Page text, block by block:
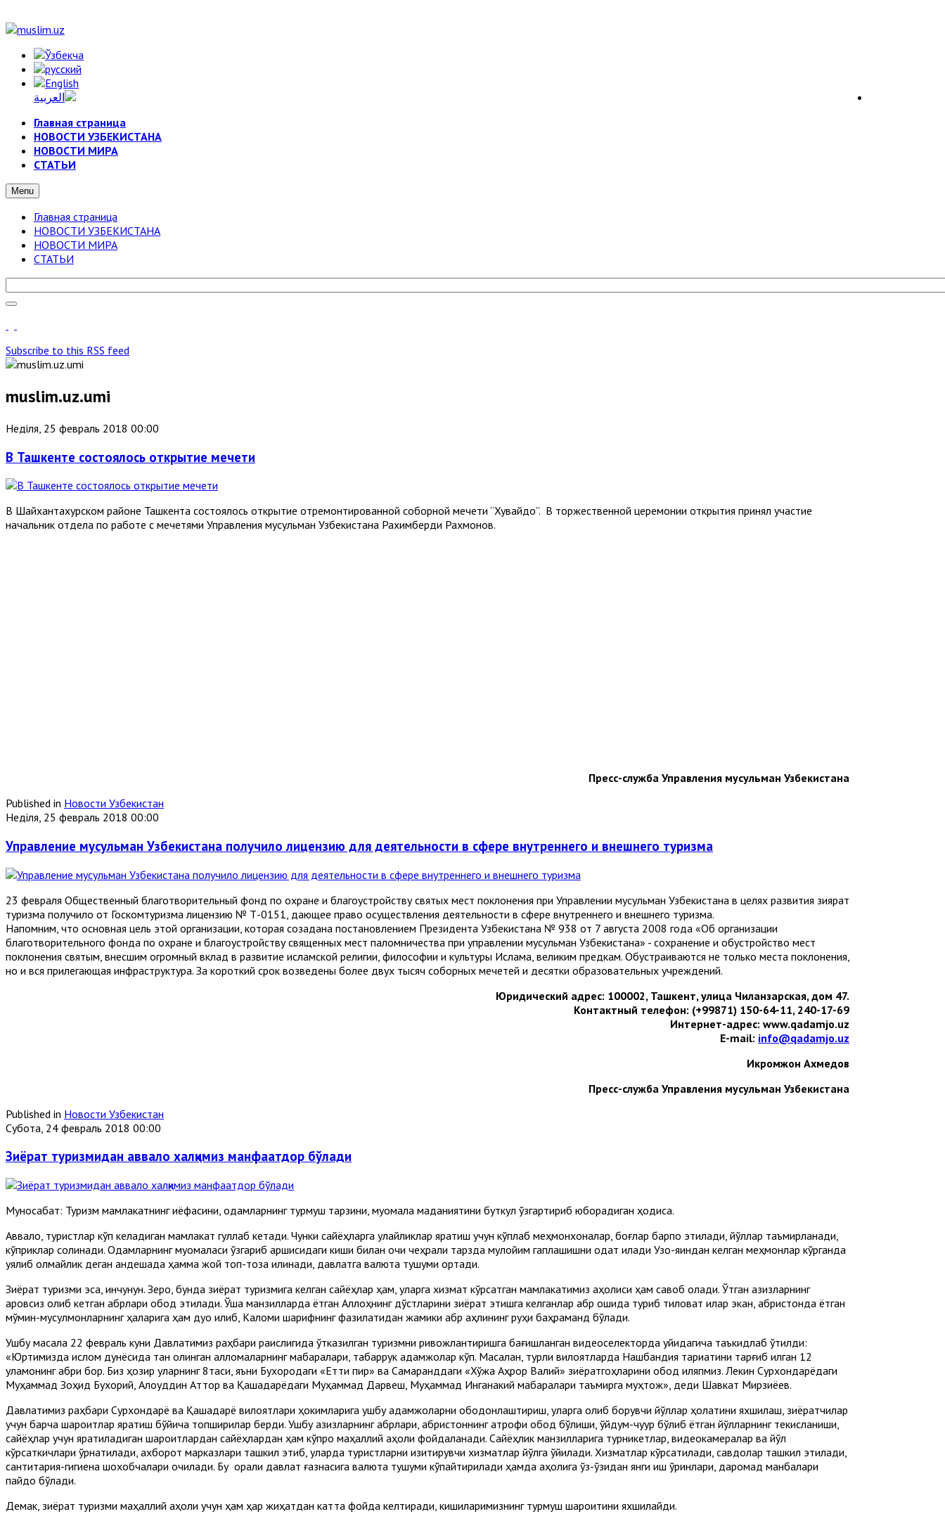
Главная страница
НОВОСТИ УЗБЕКИСТАНА
НОВОСТИ МИРА
СТАТЬИ
Menu
Главная страница
НОВОСТИ УЗБЕКИСТАНА
НОВОСТИ МИРА
СТАТЬИ
Subscribe to this RSS feed
muslim.uz.umi
Неділя, 25 февраль 2018 00:00
В Ташкенте состоялось открытие мечети
В Шайхантахурском районе Ташкента состоялось открытие отремонтированной соборной мечети “Хувайдо”. В торжественной церемонии открытия принял участие
начальник отдела по работе с мечетями Управления мусульман Узбекистана Рахимберди Рахмонов.
Пресс-служба Управления мусульман Узбекистана
Published in Новости Узбекистан
Неділя, 25 февраль 2018 00:00
Управление мусульман Узбекистана получило лицензию для деятельности в сфере внутреннего и внешнего туризма
23 февраля Общественный благотворительный фонд по охране и благоустройству святых мест поклонения при Управлении мусульман Узбекистана в целях развития зиярат
туризма получило от Госкомтуризма лицензию № Т-0151, дающее право осуществления деятельности в сфере внутреннего и внешнего туризма.
Напомним, что основная цель этой организации, которая созадана постановлением Президента Узбекистана № 938 от 7 августа 2008 года «Об организации
благотворительного фонда по охране и благоустройству священных мест паломничества при управлении мусульман Узбекистана» - сохранение и обустройство мест
поклонения святым, внесшим огромный вклад в развитие исламской религии, философии и культуры Ислама, великим предкам. Обустраиваются не только места поклонения,
но и вся прилегающая инфраструктура. За короткий срок возведены более двух тысяч соборных мечетей и десятки образовательных учреждений.
Юридический адрес: 100002, Ташкент, улица Чиланзарская, дом 47.
Контактный телефон: (+99871) 150-64-11, 240-17-69
Интернет-адрес: www.qadamjo.uz
Е-mail: info@qadamjo.uz
Икромжон Ахмедов
Пресс-служба Управления мусульман Узбекистана
Published in Новости Узбекистан
Субота, 24 февраль 2018 00:00
Зиёрат туризмидан аввало халқимиз манфаатдор бўлади
Муносабат: Туризм мамлакатнинг қиёфасини, одамларнинг турмуш тарзини, муомала маданиятини буткул ўзгартириб юборадиган ҳодиса.
Аввало, туристлар кўп келадиган мамлакат гуллаб кетади. Чунки сайёҳларга қулайликлар яратиш учун кўплаб меҳмонхоналар, боғлар барпо этилади, йўллар таъмирланади,
кўприклар солинади. Одамларнинг муомаласи ўзгариб қаршисидаги киши билан очиқ чеҳрали тарзда мулойим гаплашишни одат қилади Узоқ-яқиндан келган меҳмонлар кўрганда
уялиб қолмайлик деган андешада ҳамма жой топ-тоза қилинади, давлатга валюта тушуми ортади.
Зиёрат туризми эса, инчунун. Зеро, бунда зиёрат туризмига келган сайёҳлар ҳам, уларга хизмат кўрсатган мамлакатимиз аҳолиси ҳам савоб олади. Ўтган азизларнинг
қаровсиз қолиб кетган қабрлари обод этилади. Ўша манзилларда ётган Аллоҳнинг дўстларини зиёрат этишга келганлар қабр қошида туриб тиловат қилар экан, қабристонда ётган
мўмин-мусулмонларнинг ҳақларига ҳам дуо қилиб, Каломи шарифнинг фазилатидан жамики қабр аҳлининг руҳи баҳраманд бўлади.
Ушбу масала 22 февраль куни Давлатимиз раҳбари раислигида ўтказилган туризмни ривожлантиришга бағишланган видеоселекторда қуйидагича таъкидлаб ўтилди:
«Юртимизда ислом дунёсида тан олинган алломаларнинг мақбаралари, табаррук қадамжолар кўп. Масалан, турли вилоятларда Нақшбандия тариқатини тарғиб қилган 12
уламонинг қабри бор. Биз ҳозир уларнинг 8таси, яъни Бухородаги «Етти пир» ва Самарқанддаги «Хўжа Аҳрор Валий» зиёратгоҳларини обод қиляпмиз. Лекин Сурхондарёдаги
Муҳаммад Зоҳид Бухорий, Алоуддин Аттор ва Қашқадарёдаги Муҳаммад Дарвеш, Муҳаммад Инганакий мақбаралари таъмирга муҳтож», деди Шавкат Мирзиёев.
Давлатимиз раҳбари Сурхондарё ва Қашқадарё вилоятлари ҳокимларига ушбу қадамжоларни ободонлаштириш, уларга олиб борувчи йўллар ҳолатини яхшилаш, зиёратчилар
учун барча шароитлар яратиш бўйича топшириқлар берди. Ушбу азизларнинг қабрлари, қабристоннинг атрофи обод бўлиши, ўйдум-чуқур бўлиб ётган йўлларнинг текисланиши,
сайёҳлар учун яратиладиган шароитлардан сайёҳлардан ҳам кўпроқ маҳаллий аҳоли фойдаланади. Сайёҳлик манзилларига турникетлар, видеокамералар ва йўл
кўрсаткичлари ўрнатилади, ахборот марказлари ташкил этиб, уларда туристларни қизиқтирувчи хизматлар йўлга қўйилади. Хизматлар кўрсатилади, савдолар ташкил этилади,
сантитария-гигиена шохобчалари очилади. Бу орқали давлат ғазнасига валюта тушуми кўпайтирилади ҳамда аҳолига ўз-ўзидан янги иш ўринлари, даромад манбалари
пайдо бўлади.
Демак, зиёрат туризми маҳаллий аҳоли учун ҳам ҳар жиҳатдан катта фойда келтиради, кишиларимизнинг турмуш шароитини яхшилайди.